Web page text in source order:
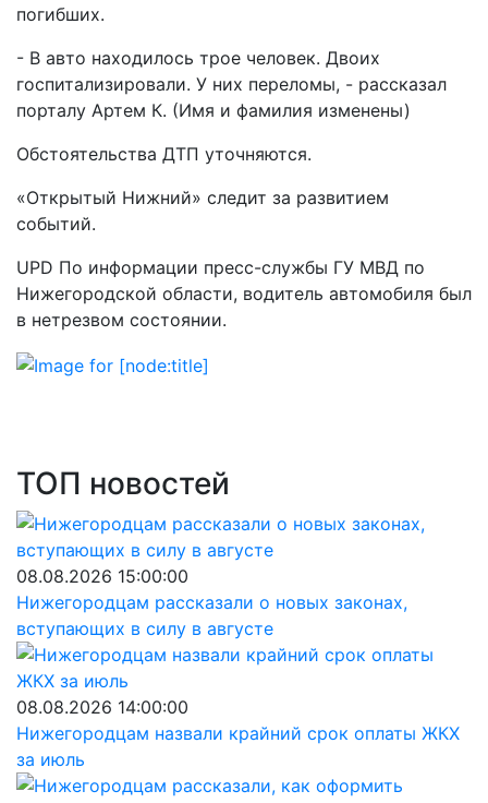
погибших.
- В авто находилось трое человек. Двоих
госпитализировали. У них переломы, - рассказал
порталу Артем К. (Имя и фамилия изменены)
Обстоятельства ДТП уточняются.
«Открытый Нижний» следит за развитием
событий.
UPD По информации пресс-службы ГУ МВД по
Нижегородской области, водитель автомобиля был
в нетрезвом состоянии.
ТОП новостей
08.08.2026 15:00:00
Нижегородцам рассказали о новых законах,
вступающих в силу в августе
08.08.2026 14:00:00
Нижегородцам назвали крайний срок оплаты ЖКХ
за июль